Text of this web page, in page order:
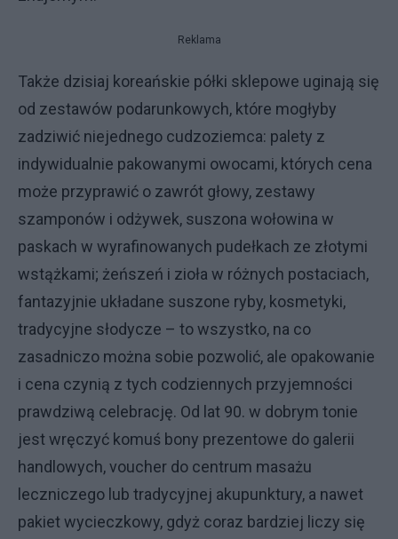
Reklama
Także dzisiaj koreańskie półki sklepowe uginają się
od zestawów podarunkowych, które mogłyby
zadziwić niejednego cudzoziemca: palety z
indywidualnie pakowanymi owocami, których cena
może przyprawić o zawrót głowy, zestawy
szamponów i odżywek, suszona wołowina w
paskach w wyrafinowanych pudełkach ze złotymi
wstążkami; żeńszeń i zioła w różnych postaciach,
fantazyjnie układane suszone ryby, kosmetyki,
tradycyjne słodycze – to wszystko, na co
zasadniczo można sobie pozwolić, ale opakowanie
i cena czynią z tych codziennych przyjemności
prawdziwą celebrację. Od lat 90. w dobrym tonie
jest wręczyć komuś bony prezentowe do galerii
handlowych, voucher do centrum masażu
leczniczego lub tradycyjnej akupunktury, a nawet
pakiet wycieczkowy, gdyż coraz bardziej liczy się